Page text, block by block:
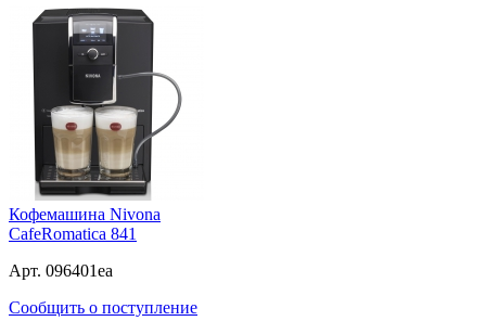
Кофемашина Nivona
CafeRomatica 841
Арт. 096401ea
Сообщить о поступление